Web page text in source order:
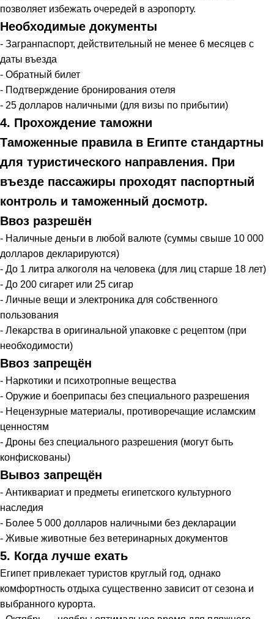
позволяет избежать очередей в аэропорту.
Необходимые документы
- Загранпаспорт, действительный не менее 6 месяцев с
даты въезда
- Обратный билет
- Подтверждение бронирования отеля
- 25 долларов наличными (для визы по прибытии)
4. Прохождение таможни
Таможенные правила в Египте стандартны
для туристического направления. При
въезде пассажиры проходят паспортный
контроль и таможенный досмотр.
Ввоз разрешён
- Наличные деньги в любой валюте (суммы свыше 10 000
долларов декларируются)
- До 1 литра алкоголя на человека (для лиц старше 18 лет)
- До 200 сигарет или 25 сигар
- Личные вещи и электроника для собственного
пользования
- Лекарства в оригинальной упаковке с рецептом (при
необходимости)
Ввоз запрещён
- Наркотики и психотропные вещества
- Оружие и боеприпасы без специального разрешения
- Нецензурные материалы, противоречащие исламским
ценностям
- Дроны без специального разрешения (могут быть
конфискованы)
Вывоз запрещён
- Антиквариат и предметы египетского культурного
наследия
- Более 5 000 долларов наличными без декларации
- Живые животные без ветеринарных документов
5. Когда лучше ехать
Египет привлекает туристов круглый год, однако
комфортность отдыха существенно зависит от сезона и
выбранного курорта.